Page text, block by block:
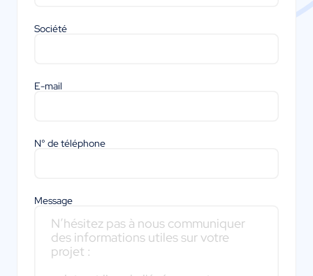
Société
E-mail
N° de téléphone
Message